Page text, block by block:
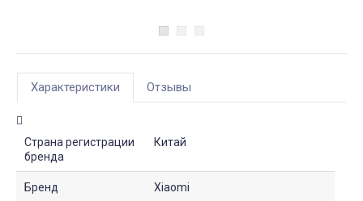
Характеристики Отзывы
Страна регистрации
бренда
Китай
Бренд Xiaomi